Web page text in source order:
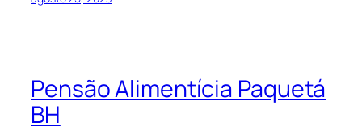
Pensão Alimentícia Paquetá
BH